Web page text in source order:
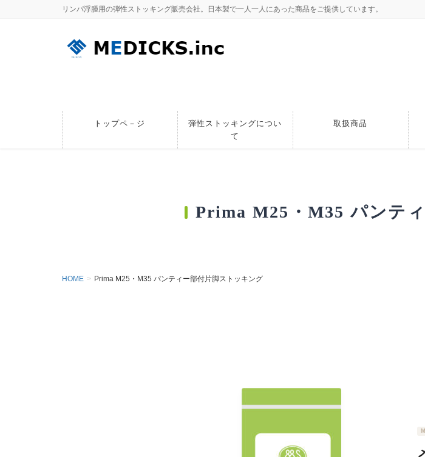
リンパ浮腫用の弾性ストッキング販売会社。日本製で一人一人にあった商品をご提供しています。
トップペ－ジ
弾性ストッキングについ
て
取扱商品
Prima M25・M35 パンテ
HOME Prima M25・M35 パンティー部付片脚ストッキング